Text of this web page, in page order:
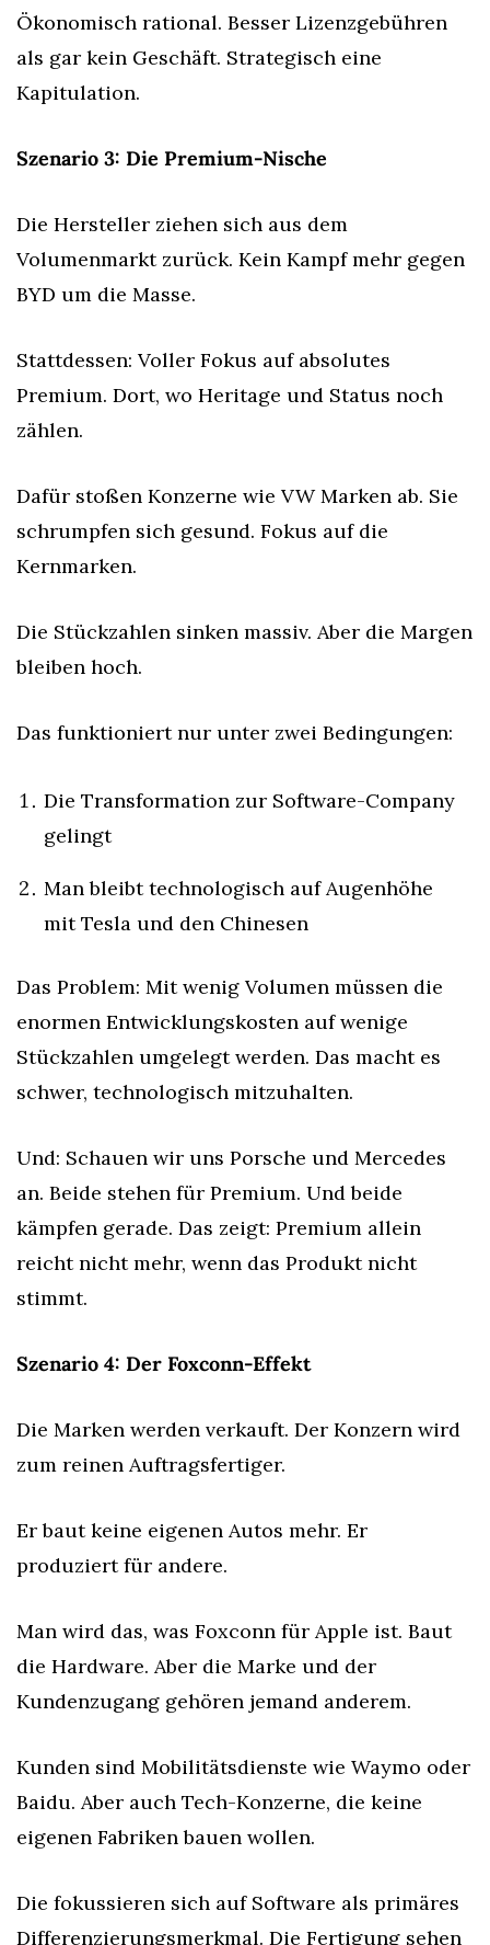
Ökonomisch rational. Besser Lizenzgebühren
als gar kein Geschäft. Strategisch eine
Kapitulation.
Szenario 3: Die Premium-Nische
Die Hersteller ziehen sich aus dem
Volumenmarkt zurück. Kein Kampf mehr gegen
BYD um die Masse.
Stattdessen: Voller Fokus auf absolutes
Premium. Dort, wo Heritage und Status noch
zählen.
Dafür stoßen Konzerne wie VW Marken ab. Sie
schrumpfen sich gesund. Fokus auf die
Kernmarken.
Die Stückzahlen sinken massiv. Aber die Margen
bleiben hoch.
Das funktioniert nur unter zwei Bedingungen:
Die Transformation zur Software-Company
gelingt
Man bleibt technologisch auf Augenhöhe
mit Tesla und den Chinesen
Das Problem: Mit wenig Volumen müssen die
enormen Entwicklungskosten auf wenige
Stückzahlen umgelegt werden. Das macht es
schwer, technologisch mitzuhalten.
Und: Schauen wir uns Porsche und Mercedes
an. Beide stehen für Premium. Und beide
kämpfen gerade. Das zeigt: Premium allein
reicht nicht mehr, wenn das Produkt nicht
stimmt.
Szenario 4: Der Foxconn-Effekt
Die Marken werden verkauft. Der Konzern wird
zum reinen Auftragsfertiger.
Er baut keine eigenen Autos mehr. Er
produziert für andere.
Man wird das, was Foxconn für Apple ist. Baut
die Hardware. Aber die Marke und der
Kundenzugang gehören jemand anderem.
Kunden sind Mobilitätsdienste wie Waymo oder
Baidu. Aber auch Tech-Konzerne, die keine
eigenen Fabriken bauen wollen.
Die fokussieren sich auf Software als primäres
Differenzierungsmerkmal. Die Fertigung sehen